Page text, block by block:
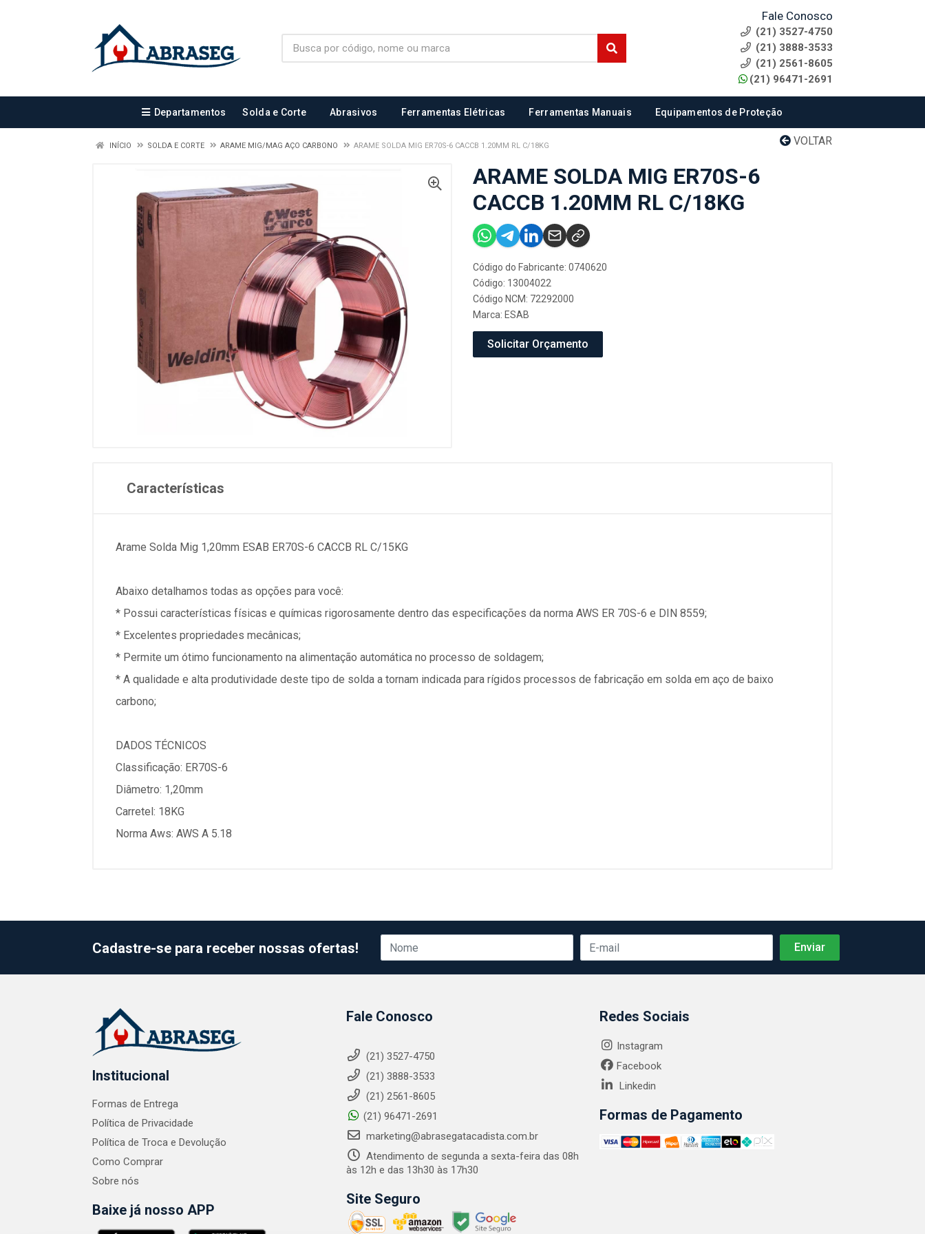
Fale Conosco
(21) 3527-4750
(21) 3888-3533
(21) 2561-8605
(21) 96471-2691
Departamentos Solda e Corte Abrasivos Ferramentas Elétricas Ferramentas Manuais Equipamentos de Proteção
VOLTAR
INÍCIO SOLDA E CORTE ARAME MIG/MAG AÇO CARBONO ARAME SOLDA MIG ER70S-6 CACCB 1.20MM RL C/18KG
ARAME SOLDA MIG ER70S-6
CACCB 1.20MM RL C/18KG
Código do Fabricante: 0740620
Código: 13004022
Código NCM: 72292000
Marca: ESAB
Solicitar Orçamento
Características
Arame Solda Mig 1,20mm ESAB ER70S-6 CACCB RL C/15KG
Abaixo detalhamos todas as opções para você:
* Possui características físicas e químicas rigorosamente dentro das especificações da norma AWS ER 70S-6 e DIN 8559;
* Excelentes propriedades mecânicas;
* Permite um ótimo funcionamento na alimentação automática no processo de soldagem;
* A qualidade e alta produtividade deste tipo de solda a tornam indicada para rígidos processos de fabricação em solda em aço de baixo
carbono;
DADOS TÉCNICOS
Classificação: ER70S-6
Diâmetro: 1,20mm
Carretel: 18KG
Norma Aws: AWS A 5.18
Cadastre-se para receber nossas ofertas!
Institucional
Formas de Entrega
Política de Privacidade
Política de Troca e Devolução
Como Comprar
Sobre nós
Baixe já nosso APP
Fale Conosco
(21) 3527-4750
(21) 3888-3533
(21) 2561-8605
(21) 96471-2691
marketing@abrasegatacadista.com.br
Atendimento de segunda a sexta-feira das 08h
às 12h e das 13h30 às 17h30
Site Seguro
Redes Sociais
Instagram
Facebook
Linkedin
Formas de Pagamento